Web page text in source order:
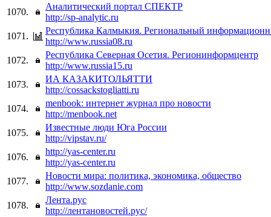
1070.
Аналитический портал СПЕКТР
http://sp-analytic.ru
1071.
Республика Калмыкия. Региональный
http://www.russia08.ru
1072.
Республика Северная Осетия. Регионинформцентр
http://www.russia15.ru
1073.
ИА КАЗАКИТОЛЬЯТТИ
http://cossackstogliatti.ru
1074.
menbook: интернет журнал про новости
http://menbook.net
1075.
Известные люди Юга России
http://vipstav.ru/
1076.
http://yas-center.ru
http://yas-center.ru
1077.
Новости мира: политика, экономика, общество
http://www.sozdanie.com
1078.
Лента.рус
http://лентановостей.рус/